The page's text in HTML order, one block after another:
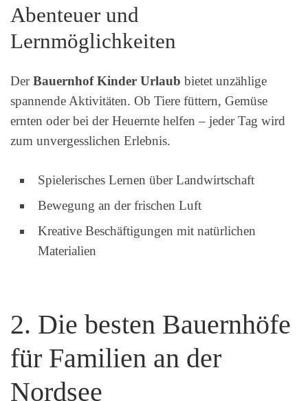
Abenteuer und
Lernmöglichkeiten
DerBauernhof Kinder Urlaub bietet unzählige
spannende Aktivitäten. Ob Tiere füttern, Gemüse
ernten oder bei der Heuernte helfen – jeder Tag wird
zum unvergesslichen Erlebnis.
Spielerisches Lernen über Landwirtschaft
Bewegung an der frischen Luft
Kreative Beschäftigungen mit natürlichen
Materialien
2. Die besten Bauernhöfe
für Familien an der
Nordsee